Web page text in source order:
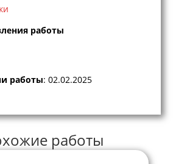
работы
работы: 02.02.2025
работы